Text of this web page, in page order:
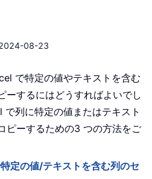
08-23
で特定の値やテキストを含む
ーするにはどうすればよいでし
列に特定の値またはテキスト
ピーするための3 つの方法をご
定の値/テキストを含む列のセ